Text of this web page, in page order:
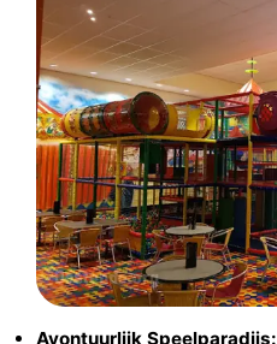
aan
zee
Westende
Last
minutes
Strand
Zien
doen
Bezienswaardigheden
Musea
Monumenten
- Avontuurlijk Speelparadijs: